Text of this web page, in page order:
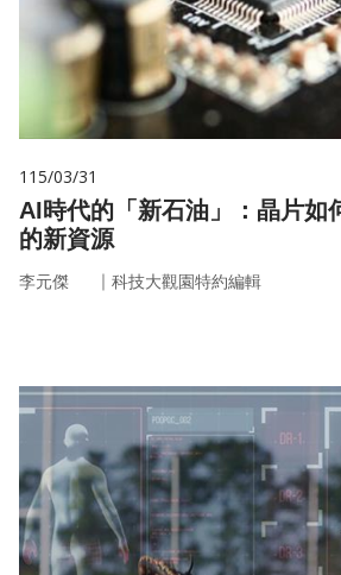
115/03/31
AI時代的「新石油」：晶片如
的新資源
李元傑 ｜ 科技大觀園特約編輯